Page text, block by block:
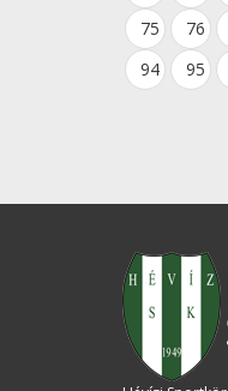
75
76
94
95